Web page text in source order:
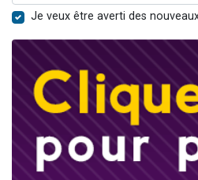
Je veux être averti des